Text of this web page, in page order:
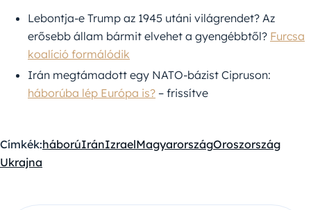
Lebontja-e Trump az 1945 utáni világrendet? Az
erősebb állam bármit elvehet a gyengébbtől? Furcsa
koalíció formálódik
Irán megtámadott egy NATO-bázist Cipruson:
háborúba lép Európa is? – frissítve
Címkék:háborúIránIzraelMagyarországOroszország
Ukrajna